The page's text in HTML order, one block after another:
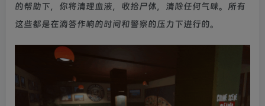
的帮助下，你将清理血液，收拾尸体，清除任何气味。所有
这些都是在滴答作响的时间和警察的压力下进行的。